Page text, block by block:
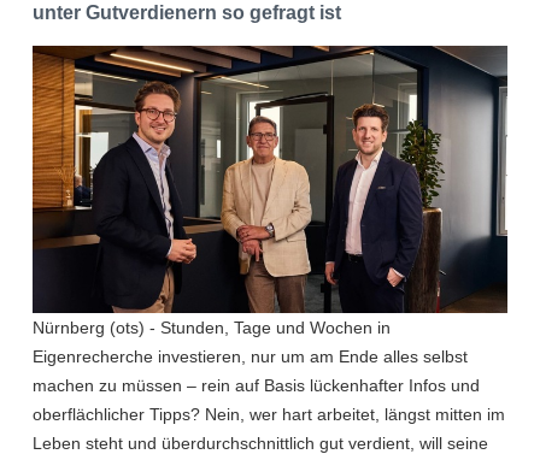
unter Gutverdienern so gefragt ist
Nürnberg (ots) - Stunden, Tage und Wochen in
Eigenrecherche investieren, nur um am Ende alles selbst
machen zu müssen – rein auf Basis lückenhafter Infos und
oberflächlicher Tipps? Nein, wer hart arbeitet, längst mitten im
Leben steht und überdurchschnittlich gut verdient, will seine